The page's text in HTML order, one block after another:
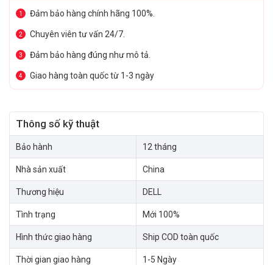
1 Đảm bảo hàng chính hãng 100%.
2 Chuyên viên tư vấn 24/7.
3 Đảm bảo hàng đúng như mô tả.
4 Giao hàng toàn quốc từ 1-3 ngày
Thông số kỹ thuật
Bảo hành 12 tháng
Nhà sản xuất China
Thương hiệu DELL
Tình trạng Mới 100%
Hình thức giao hàng Ship COD toàn quốc
Thời gian giao hàng 1-5 Ngày